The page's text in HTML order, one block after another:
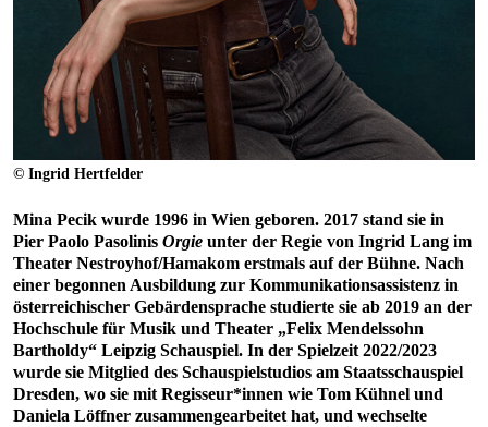
© Ingrid Hertfelder
Mina Pecik wurde 1996 in Wien geboren. 2017 stand sie in
Pier Paolo Pasolinis Orgie unter der Regie von Ingrid Lang im
Theater Nestroyhof/Hamakom erstmals auf der Bühne. Nach
einer begonnen Ausbildung zur Kommunikationsassistenz in
österreichischer Gebärdensprache studierte sie ab 2019 an der
Hochschule für Musik und Theater „Felix Mendelssohn
Bartholdy“ Leipzig Schauspiel. In der Spielzeit 2022/2023
wurde sie Mitglied des Schauspielstudios am Staatsschauspiel
Dresden, wo sie mit Regisseur*innen wie Tom Kühnel und
Daniela Löffner zusammengearbeitet hat, und wechselte